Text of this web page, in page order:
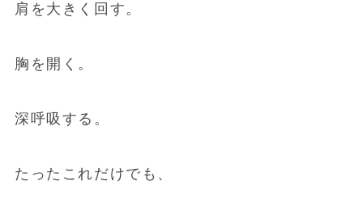
肩を大きく回す。
胸を開く。
深呼吸する。
たったこれだけでも、